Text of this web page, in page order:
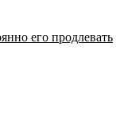
его продлевать